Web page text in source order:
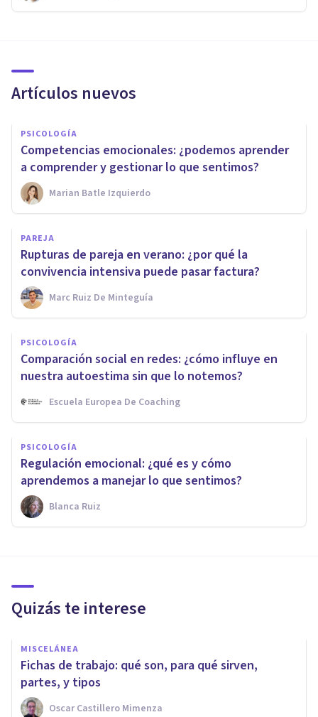
Artículos nuevos
PSICOLOGÍA
Competencias emocionales: ¿podemos aprender
a comprender y gestionar lo que sentimos?
Marian Batle Izquierdo
PAREJA
Rupturas de pareja en verano: ¿por qué la
convivencia intensiva puede pasar factura?
Marc Ruiz De Minteguía
PSICOLOGÍA
Comparación social en redes: ¿cómo influye en
nuestra autoestima sin que lo notemos?
Escuela Europea De Coaching
PSICOLOGÍA
Regulación emocional: ¿qué es y cómo
aprendemos a manejar lo que sentimos?
Blanca Ruiz
Quizás te interese
MISCELÁNEA
Fichas de trabajo: qué son, para qué sirven,
partes, y tipos
Oscar Castillero Mimenza